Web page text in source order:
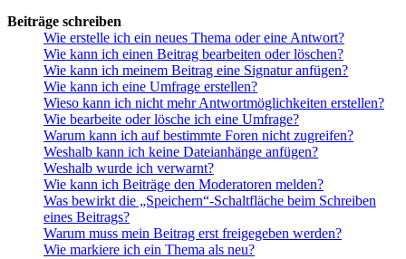
Beiträge schreiben
Wie erstelle ich ein neues Thema oder eine Antwort?
Wie kann ich einen Beitrag bearbeiten oder löschen?
Wie kann ich meinem Beitrag eine Signatur anfügen?
Wie kann ich eine Umfrage erstellen?
Wieso kann ich nicht mehr Antwortmöglichkeiten erstellen?
Wie bearbeite oder lösche ich eine Umfrage?
Warum kann ich auf bestimmte Foren nicht zugreifen?
Weshalb kann ich keine Dateianhänge anfügen?
Weshalb wurde ich verwarnt?
Wie kann ich Beiträge den Moderatoren melden?
Was bewirkt die „Speichern“-Schaltfläche beim Schreiben
eines Beitrags?
Warum muss mein Beitrag erst freigegeben werden?
Wie markiere ich ein Thema als neu?